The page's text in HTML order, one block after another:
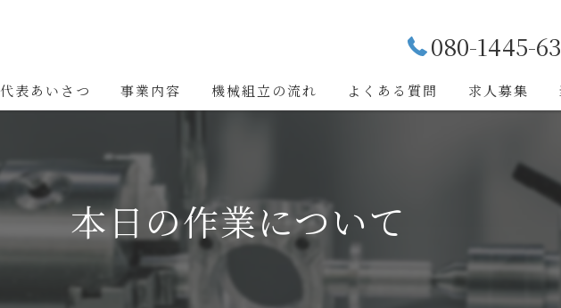
080-1445-
代表あいさつ 事業内容 機械組立の流れ よくある質問 求人募集
本日の作業について